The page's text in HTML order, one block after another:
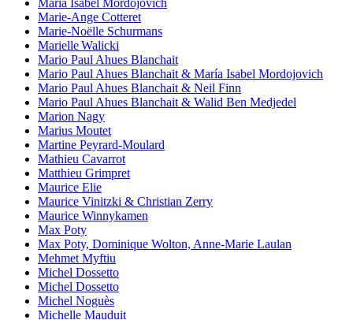
María Isabel Mordojovich
Marie-Ange Cotteret
Marie-Noëlle Schurmans
Marielle Walicki
Mario Paul Ahues Blanchait
Mario Paul Ahues Blanchait & María Isabel Mordojovich
Mario Paul Ahues Blanchait & Neil Finn
Mario Paul Ahues Blanchait & Walid Ben Medjedel
Marion Nagy
Marius Moutet
Martine Peyrard-Moulard
Mathieu Cavarrot
Matthieu Grimpret
Maurice Elie
Maurice Vinitzki & Christian Zerry
Maurice Winnykamen
Max Poty
Max Poty, Dominique Wolton, Anne-Marie Laulan
Mehmet Myftiu
Michel Dossetto
Michel Dossetto
Michel Noguès
Michelle Mauduit